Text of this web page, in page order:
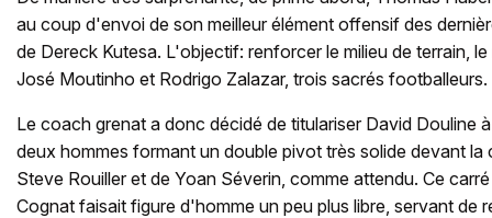
au coup d'envoi de son meilleur élément offensif des
de Dereck Kutesa. L'objectif: renforcer le milieu de terrain,
José Moutinho et Rodrigo Zalazar, trois sacrés footballeurs.
Le coach grenat a donc décidé de titulariser David Douline
deux hommes formant un double pivot très solide devant la
Steve Rouiller et de Yoan Séverin, comme attendu. Ce
Cognat faisait figure d'homme un peu plus libre, servant de